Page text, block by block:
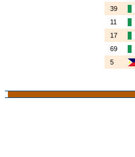
39
11
17
69
5